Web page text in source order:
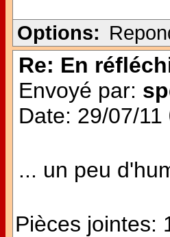
Options:
Re: En
Envoyé par:
Date: 29/07/11
... un peu
Pièces jointes: